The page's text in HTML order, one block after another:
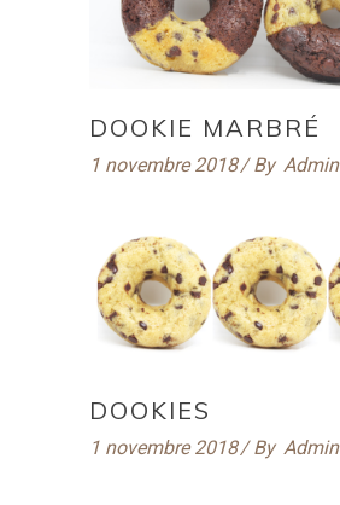
DOOKIE MARBRÉ
1 novembre 2018 By Admin
DOOKIES
1 novembre 2018 By Admin